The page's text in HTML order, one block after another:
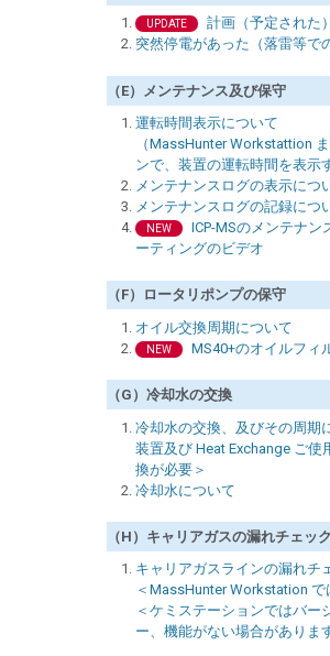
UPDATE
計画（予定された
突然停電があった（落雷等で
（E）メンテナンス及び保守
運転時間表示について
（MassHunter Workstattion
ンで、装置の運転時間を表示
メンテナンスログの表示につ
メンテナンスログの記録につ
NEW
ICP-MSのメンテナン
ーティングのビデオ
（F）ロータリポンプの保守
オイル交換周期について
NEW MS40+のオイルフィ
（G）冷却水の交換
冷却水の交換、及びその周期
装置及び Heat Exchange ご使
換が必要＞
冷却水について
（H）キャリアガスの漏れチェック
キャリアガスラインの漏れチ
＜MassHunter Workstation で
＜ケミステーションではバー
ー、機能がない場合がありま